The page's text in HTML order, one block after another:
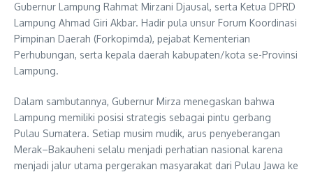
Gubernur Lampung Rahmat Mirzani Djausal, serta Ketua DPRD
Lampung Ahmad Giri Akbar. Hadir pula unsur Forum Koordinasi
Pimpinan Daerah (Forkopimda), pejabat Kementerian
Perhubungan, serta kepala daerah kabupaten/kota se-Provinsi
Lampung.
Dalam sambutannya, Gubernur Mirza menegaskan bahwa
Lampung memiliki posisi strategis sebagai pintu gerbang
Pulau Sumatera. Setiap musim mudik, arus penyeberangan
Merak–Bakauheni selalu menjadi perhatian nasional karena
menjadi jalur utama pergerakan masyarakat dari Pulau Jawa ke